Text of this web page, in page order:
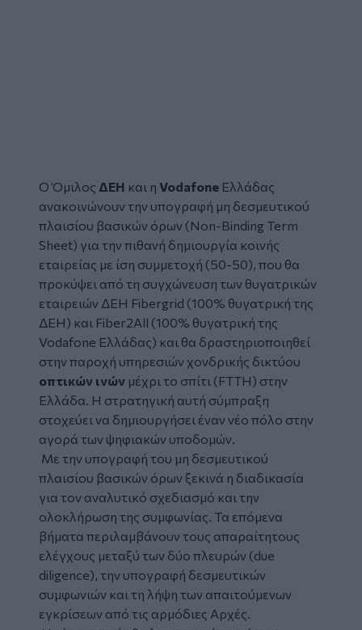
Ο Όμιλος ΔΕΗ και η Vodafone Ελλάδας
ανακοινώνουν την υπογραφή μη δεσμευτικού
πλαισίου βασικών όρων (Non-Binding Term
Sheet) για την πιθανή δημιουργία κοινής
εταιρείας με ίση συμμετοχή (50-50), που θα
προκύψει από τη συγχώνευση των θυγατρικών
εταιρειών ΔΕΗ Fibergrid (100% θυγατρική της
ΔΕΗ) και Fiber2All (100% θυγατρική της
Vodafone Ελλάδας) και θα δραστηριοποιηθεί
στην παροχή υπηρεσιών χονδρικής δικτύου
οπτικών ινών μέχρι το σπίτι (FTTH) στην
Ελλάδα. Η στρατηγική αυτή σύμπραξη
στοχεύει να δημιουργήσει έναν νέο πόλο στην
αγορά των ψηφιακών υποδομών.
Με την υπογραφή του μη δεσμευτικού
πλαισίου βασικών όρων ξεκινά η διαδικασία
για τον αναλυτικό σχεδιασμό και την
ολοκλήρωση της συμφωνίας. Τα επόμενα
βήματα περιλαμβάνουν τους απαραίτητους
ελέγχους μεταξύ των δύο πλευρών (due
diligence), την υπογραφή δεσμευτικών
συμφωνιών και τη λήψη των απαιτούμενων
εγκρίσεων από τις αρμόδιες Αρχές.